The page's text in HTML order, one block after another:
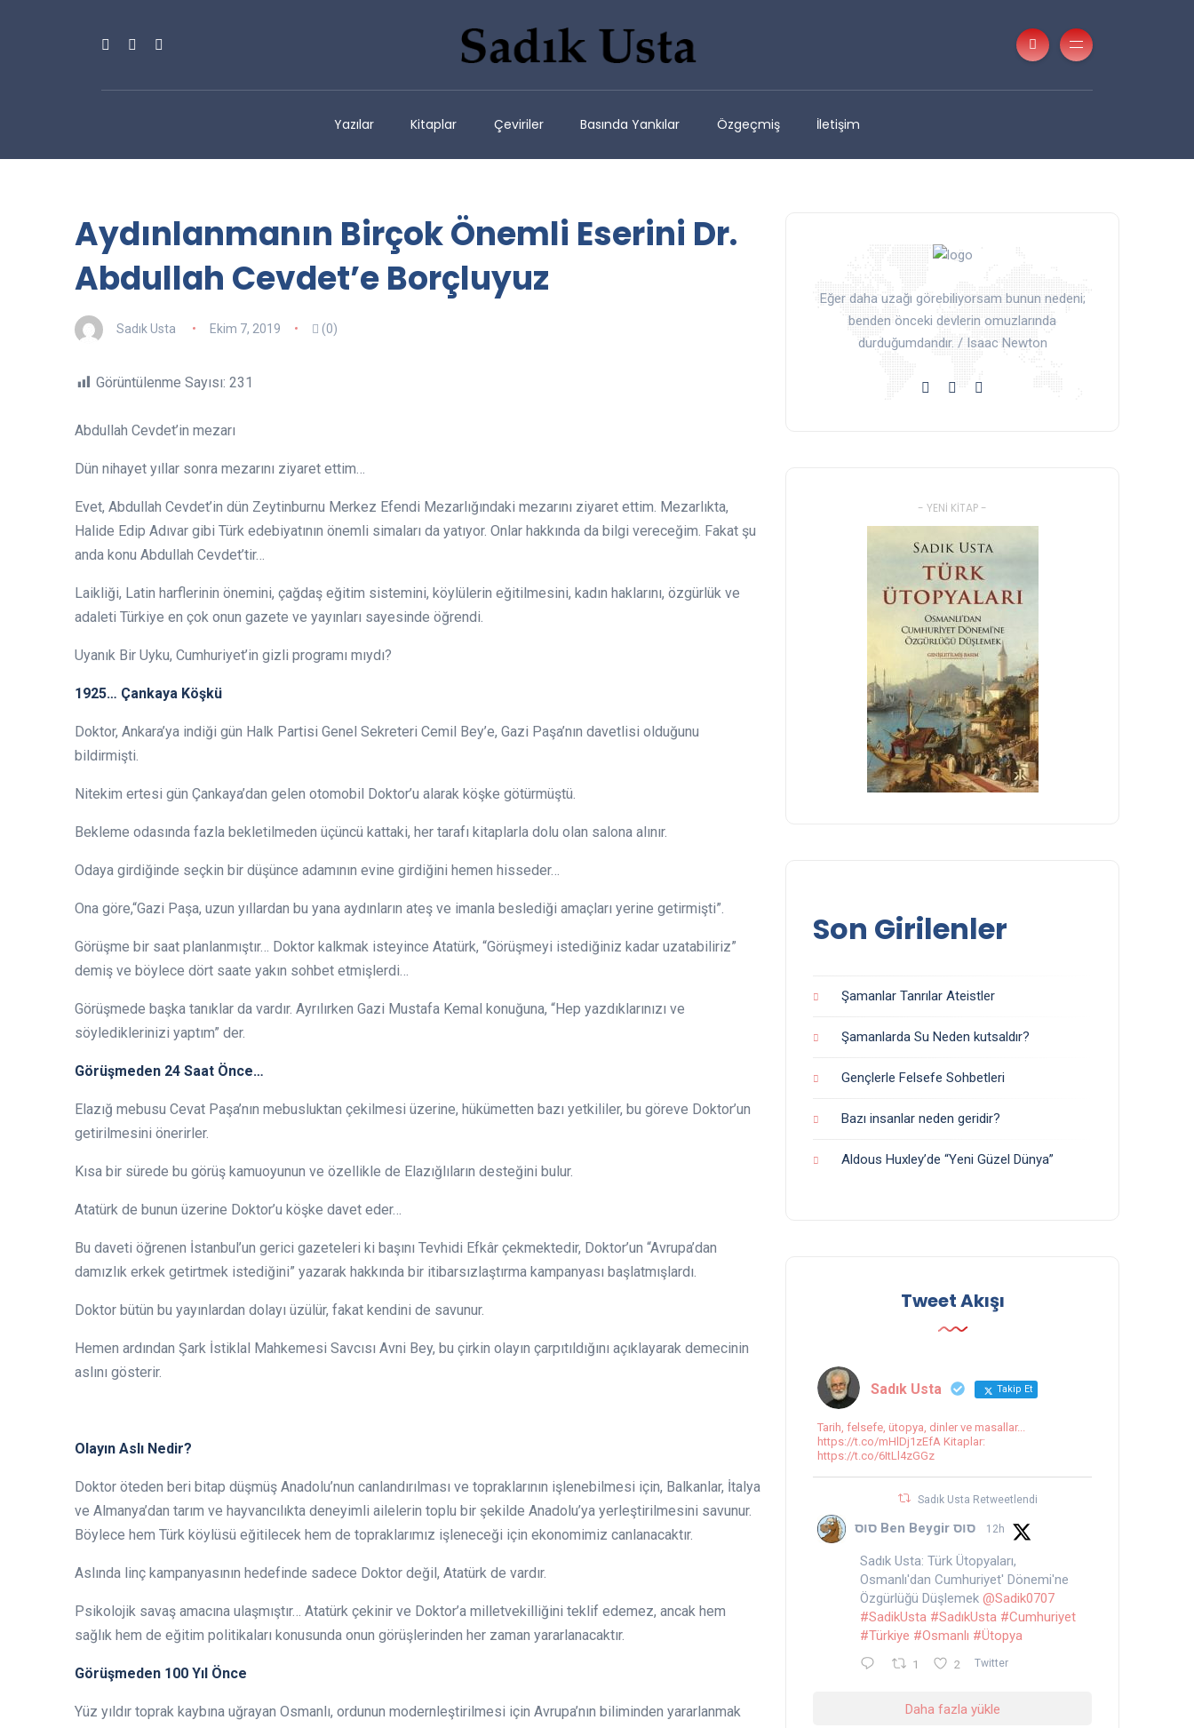
Yazılar Kitaplar Çeviriler Basında Yankılar Özgeçmiş İletişim
Aydınlanmanın Birçok Önemli Eserini Dr.
Abdullah Cevdet’e Borçluyuz
Sadık Usta Ekim 7, 2019 (0)
Görüntülenme Sayısı: 231
Abdullah Cevdet’in mezarı
Dün nihayet yıllar sonra mezarını ziyaret ettim…
Evet, Abdullah Cevdet’in dün Zeytinburnu Merkez Efendi Mezarlığındaki mezarını ziyaret ettim. Mezarlıkta,
Halide Edip Adıvar gibi Türk edebiyatının önemli simaları da yatıyor. Onlar hakkında da bilgi vereceğim. Fakat şu
anda konu Abdullah Cevdet’tir…
Laikliği, Latin harflerinin önemini, çağdaş eğitim sistemini, köylülerin eğitilmesini, kadın haklarını, özgürlük ve
adaleti Türkiye en çok onun gazete ve yayınları sayesinde öğrendi.
Uyanık Bir Uyku, Cumhuriyet’in gizli programı mıydı?
1925… Çankaya Köşkü
Doktor, Ankara’ya indiği gün Halk Partisi Genel Sekreteri Cemil Bey’e, Gazi Paşa’nın davetlisi olduğunu
bildirmişti.
Nitekim ertesi gün Çankaya’dan gelen otomobil Doktor’u alarak köşke götürmüştü.
Bekleme odasında fazla bekletilmeden üçüncü kattaki, her tarafı kitaplarla dolu olan salona alınır.
Odaya girdiğinde seçkin bir düşünce adamının evine girdiğini hemen hisseder…
Ona göre,“Gazi Paşa, uzun yıllardan bu yana aydınların ateş ve imanla beslediği amaçları yerine getirmişti”.
Görüşme bir saat planlanmıştır… Doktor kalkmak isteyince Atatürk, “Görüşmeyi istediğiniz kadar uzatabiliriz”
demiş ve böylece dört saate yakın sohbet etmişlerdi…
Görüşmede başka tanıklar da vardır. Ayrılırken Gazi Mustafa Kemal konuğuna, “Hep yazdıklarınızı ve
söylediklerinizi yaptım” der.
Görüşmeden 24 Saat Önce…
Elazığ mebusu Cevat Paşa’nın mebusluktan çekilmesi üzerine, hükümetten bazı yetkililer, bu göreve Doktor’un
getirilmesini önerirler.
Kısa bir sürede bu görüş kamuoyunun ve özellikle de Elazığlıların desteğini bulur.
Atatürk de bunun üzerine Doktor’u köşke davet eder…
Bu daveti öğrenen İstanbul’un gerici gazeteleri ki başını Tevhidi Efkâr çekmektedir, Doktor’un “Avrupa’dan
damızlık erkek getirtmek istediğini” yazarak hakkında bir itibarsızlaştırma kampanyası başlatmışlardı.
Doktor bütün bu yayınlardan dolayı üzülür, fakat kendini de savunur.
Hemen ardından Şark İstiklal Mahkemesi Savcısı Avni Bey, bu çirkin olayın çarpıtıldığını açıklayarak demecinin
aslını gösterir.
Olayın Aslı Nedir?
Doktor öteden beri bitap düşmüş Anadolu’nun canlandırılması ve topraklarının işlenebilmesi için, Balkanlar, İtalya
ve Almanya’dan tarım ve hayvancılıkta deneyimli ailelerin toplu bir şekilde Anadolu’ya yerleştirilmesini savunur.
Böylece hem Türk köylüsü eğitilecek hem de topraklarımız işleneceği için ekonomimiz canlanacaktır.
Aslında linç kampanyasının hedefinde sadece Doktor değil, Atatürk de vardır.
Psikolojik savaş amacına ulaşmıştır… Atatürk çekinir ve Doktor’a milletvekilliğini teklif edemez, ancak hem
sağlık hem de eğitim politikaları konusunda onun görüşlerinden her zaman yararlanacaktır.
Görüşmeden 100 Yıl Önce
Yüz yıldır toprak kaybına uğrayan Osmanlı, ordunun modernleştirilmesi için Avrupa’nın biliminden yararlanmak
Eğer daha uzağı görebiliyorsam bunun nedeni;
benden önceki devlerin omuzlarında
durduğumdandır. / Isaac Newton
- YENI KITAP -
Son Girilenler
Şamanlar Tanrılar Ateistler
Şamanlarda Su Neden kutsaldır?
Gençlerle Felsefe Sohbetleri
Bazı insanlar neden geridir?
Aldous Huxley’de “Yeni Güzel Dünya”
Tweet Akışı
Sadık Usta Takip Et
Tarih, felsefe, ütopya, dinler ve masallar...
https://t.co/mHlDj1zEfA Kitaplar:
https://t.co/6ItLl4zGGz
Sadık Usta Retweetlendi
סוס Ben Beygir סוס 12h
Sadık Usta: Türk Ütopyaları,
Osmanlı'dan Cumhuriyet' Dönemi'ne
Özgürlüğü Düşlemek @Sadik0707
#SadikUsta #SadıkUsta #Cumhuriyet
#Türkiye #Osmanlı #Ütopya
1 2 Twitter
Daha fazla yükle